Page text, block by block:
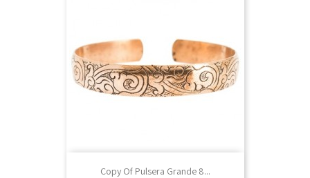
Copy Of Pulsera Grande 8...